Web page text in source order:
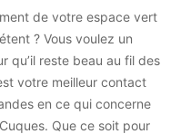
de votre espace vert
? Vous voulez un
qu’il reste beau au fil des
votre meilleur contact
en ce qui concerne
Que ce soit pour